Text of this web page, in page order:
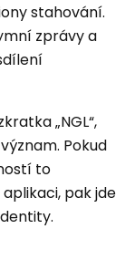
stahování.
zprávy a
„NGL“,
Pokud
to
pak jde